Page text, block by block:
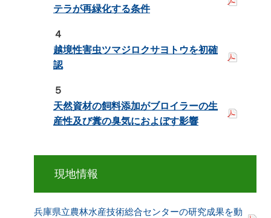
テラが再緑化する条件
４
越境性害虫ツマジロクサヨトウを初確
認
５
天然資材の飼料添加がブロイラーの生
産性及び糞の臭気におよぼす影響
現地情報
兵庫県立農林水産技術総合センターの研究成果を動